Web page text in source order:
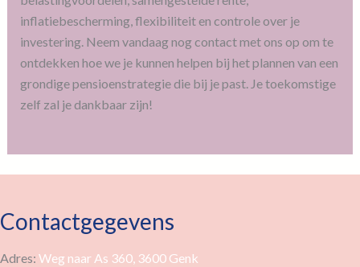
inflatiebescherming, flexibiliteit en controle over je
investering. Neem vandaag nog contact met ons op om te
ontdekken hoe we je kunnen helpen bij het plannen van een
grondige pensioenstrategie die bij je past. Je toekomstige
zelf zal je dankbaar zijn!
Contactgegevens
Adres: Weg naar As 360, 3600 Genk